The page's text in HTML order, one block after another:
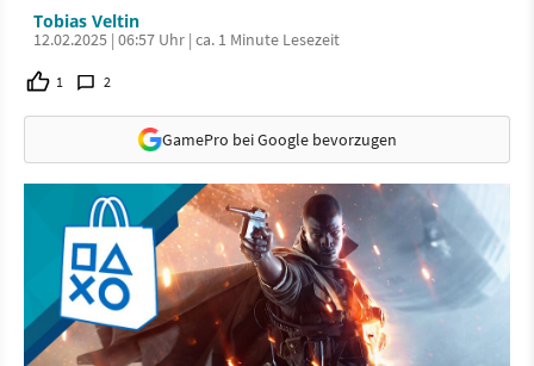
Tobias Veltin
12.02.2025 | 06:57 Uhr | ca. 1 Minute Lesezeit
1 2
GamePro bei Google bevorzugen